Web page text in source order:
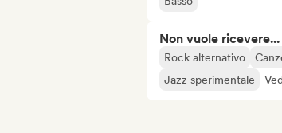
Non vuole ricevere...
Rock alternativo
Jazz sperimentale